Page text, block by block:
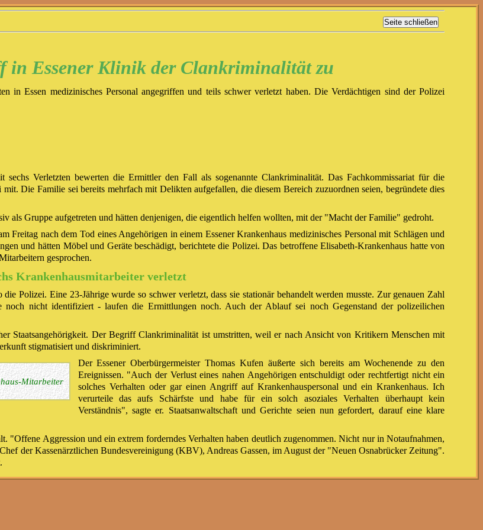
in Essener Klinik der Clankriminalität zu
in Essen medizinisches Personal angegriffen und teils schwer verletzt haben. Die Verdächtigen sind der Polizei
sechs Verletzten bewerten die Ermittler den Fall als sogenannte Clankriminalität. Das Fachkommissariat für die
Die Familie sei bereits mehrfach mit Delikten aufgefallen, die diesem Bereich zuzuordnen seien, begründete dies
als Gruppe aufgetreten und hätten denjenigen, die eigentlich helfen wollten, mit der "Macht der Familie" gedroht.
Freitag nach dem Tod eines Angehörigen in einem Essener Krankenhaus medizinisches Personal mit Schlägen und
und hätten Möbel und Geräte beschädigt, berichtete die Polizei. Das betroffene Elisabeth-Krankenhaus hatte von
gesprochen.
Krankenhausmitarbeiter verletzt
Polizei. Eine 23-Jährige wurde so schwer verletzt, dass sie stationär behandelt werden musste. Zur genauen Zahl
noch nicht identifiziert - laufen die Ermittlungen noch. Auch der Ablauf sei noch Gegenstand der polizeilichen
Staatsangehörigkeit. Der Begriff Clankriminalität ist umstritten, weil er nach Ansicht von Kritikern Menschen mit
stigmatisiert und diskriminiert.
Mitarbeiter
Der Essener Oberbürgermeister Thomas Kufen äußerte sich bereits am Wochenende zu den
Ereignissen. "Auch der Verlust eines nahen Angehörigen entschuldigt oder rechtfertigt nicht ein
solches Verhalten oder gar einen Angriff auf Krankenhauspersonal und ein Krankenhaus. Ich
verurteile das aufs Schärfste und habe für ein solch asoziales Verhalten überhaupt kein
Verständnis", sagte er. Staatsanwaltschaft und Gerichte seien nun gefordert, darauf eine klare
"Offene Aggression und ein extrem forderndes Verhalten haben deutlich zugenommen. Nicht nur in Notaufnahmen,
der Kassenärztlichen Bundesvereinigung (KBV), Andreas Gassen, im August der "Neuen Osnabrücker Zeitung".
Bundesweit gestiegene Gewalt